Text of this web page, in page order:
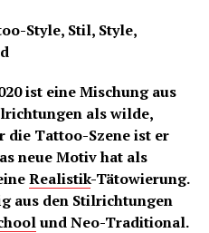
Style, Stil, Style,
ist eine Mischung aus
als wilde,
die Tattoo-Szene ist er
neue Motiv hat als
Realistik-Tätowierung.
aus den Stilrichtungen
und Neo-Traditional.